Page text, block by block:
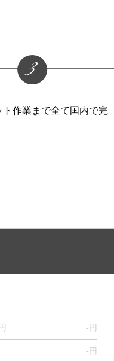
3
ト作業まで全て国内で完
- 円
- 円